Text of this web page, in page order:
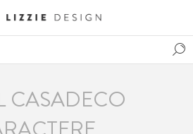
CASADECO